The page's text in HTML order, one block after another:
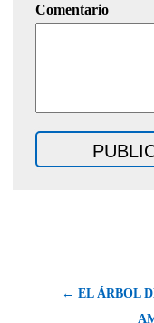
Comentario
← EL ÁRBOL